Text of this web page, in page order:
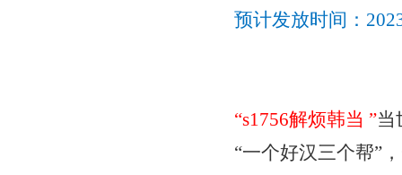
预计发放时间：
“s1756解烦韩当”当
“一个好汉三个帮”